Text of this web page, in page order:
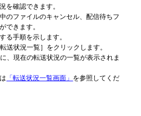
を確認できます。
のファイルのキャンセル、配信待ちフ
できます。
る手順を示します。
転送状況一覧
をクリックします。
、現在の転送状況の一覧が表示されま
「転送状況一覧画面」 を参照してくだ